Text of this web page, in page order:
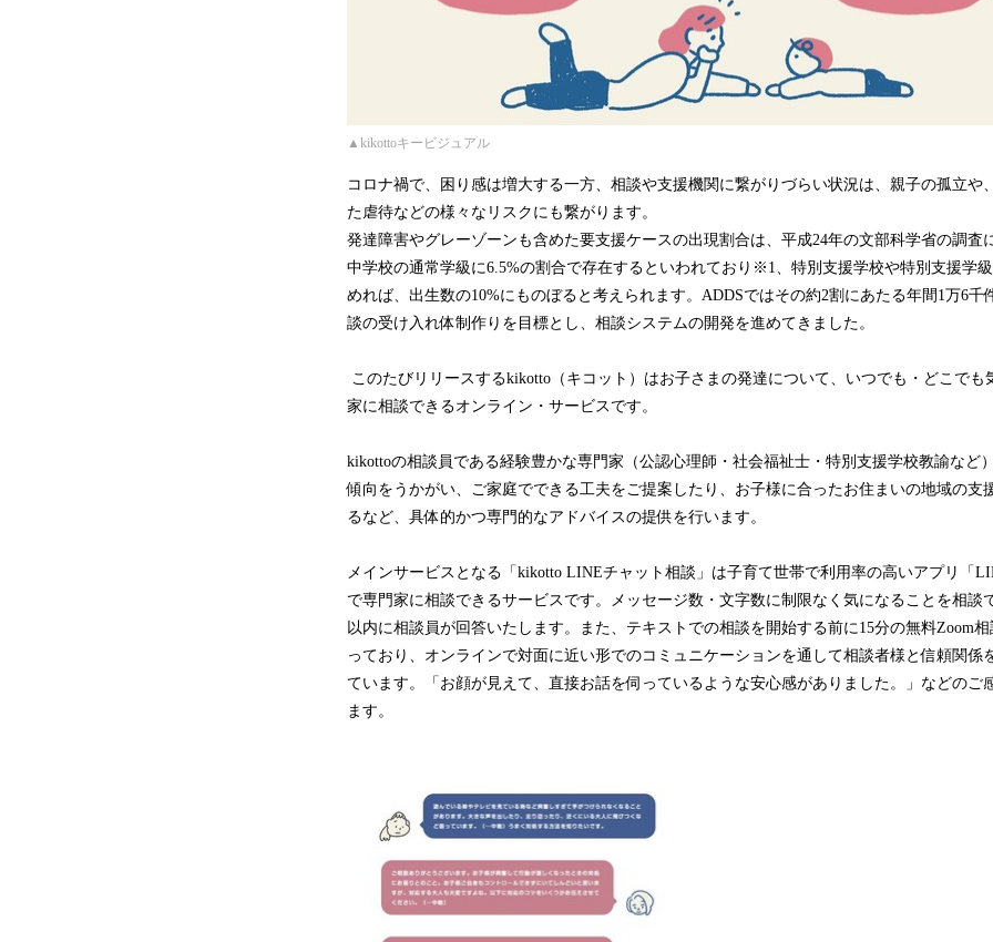
▲kikottoキービジュアル
コロナ禍で、困り感は増大する一方、相談や支援機関に繋がりづらい状況は、親子の孤立や
た虐待などの様々なリスクにも繋がります。
発達障害やグレーゾーンも含めた要支援ケースの出現割合は、平成24年の文部科学省の調査
中学校の通常学級に6.5%の割合で存在するといわれており※1、特別支援学校や特別支援学
めれば、出生数の10%にものぼると考えられます。ADDSではその約2割にあたる年間1万6千
談の受け入れ体制作りを目標とし、相談システムの開発を進めてきました。
このたびリリースするkikotto（キコット）はお子さまの発達について、いつでも・どこでも
家に相談できるオンライン・サービスです。
kikottoの相談員である経験豊かな専門家（公認心理師・社会福祉士・特別支援学校教諭など
傾向をうかがい、ご家庭でできる工夫をご提案したり、お子様に合ったお住まいの地域の支
るなど、具体的かつ専門的なアドバイスの提供を行います。
メインサービスとなる「kikotto LINEチャット相談」は子育て世帯で利用率の高いアプリ「
で専門家に相談できるサービスです。メッセージ数・文字数に制限なく気になることを相談
以内に相談員が回答いたします。また、テキストでの相談を開始する前に15分の無料Zoom
っており、オンラインで対面に近い形でのコミュニケーションを通して相談者様と信頼関係
ています。「お顔が見えて、直接お話を伺っているような安心感がありました。」などのご
ます。